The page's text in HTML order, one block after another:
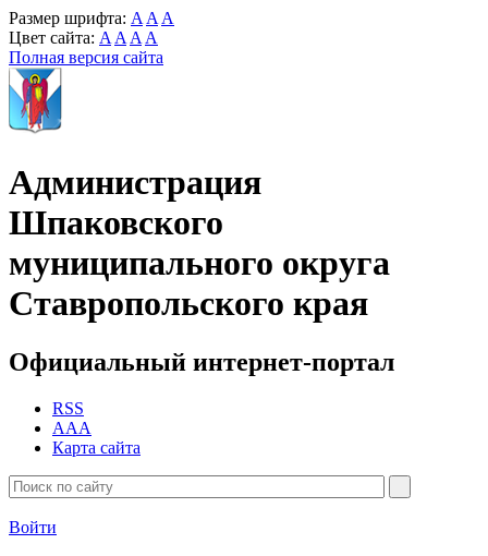
Размер шрифта: A A A
Цвет сайта: A A A A
Полная версия сайта
Администрация
Шпаковского
муниципального округа
Ставропольского края
Официальный интернет-портал
RSS
AAA
Карта сайта
Войти